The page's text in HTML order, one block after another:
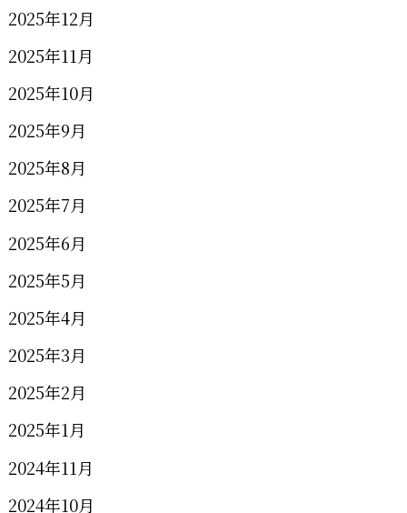
2025年12月
2025年11月
2025年10月
2025年9月
2025年8月
2025年7月
2025年6月
2025年5月
2025年4月
2025年3月
2025年2月
2025年1月
2024年11月
2024年10月